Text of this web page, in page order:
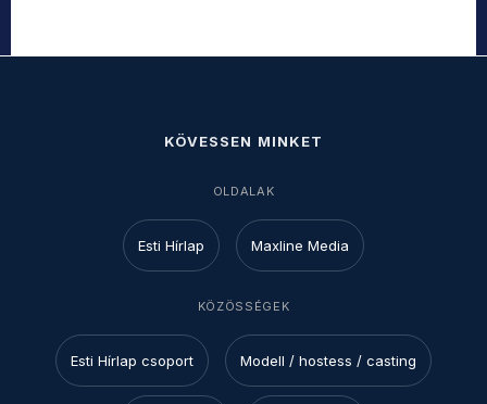
KÖVESSEN MINKET
OLDALAK
Esti Hírlap Maxline Media
KÖZÖSSÉGEK
Esti Hírlap csoport Modell / hostess / casting